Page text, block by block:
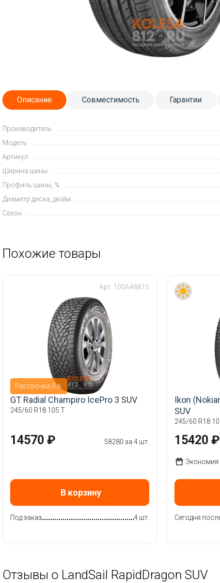
Описание Совместимость Гарантии
Производитель
Модель
Артикул
Ширина шины
Профиль шины, %
Диаметр диска, дюйм
Сезон
Похожие товары
Рассрочка 0 р.
Арт: 100A4881S
GT Radial Champiro IcePro 3 SUV
245/60 R18 105 T
14570 ₽ 58280 за 4 шт.
В корзину
Под заказ 4 шт.
Ikon
SUV
245/60 R18
15420 ₽
Экономия
Сегодня
Отзывы о LandSail RapidDragon SUV